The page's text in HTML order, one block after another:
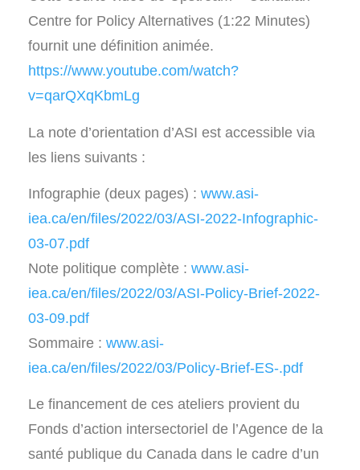
Centre for Policy Alternatives (1:22 Minutes)
fournit une définition animée.
https://www.youtube.com/watch?
v=qarQXqKbmLg
La note d’orientation d’ASI est accessible via
les liens suivants :
Infographie (deux pages) : www.asi-
iea.ca/en/files/2022/03/ASI-2022-Infographic-
03-07.pdf
Note politique complète : www.asi-
iea.ca/en/files/2022/03/ASI-Policy-Brief-2022-
03-09.pdf
Sommaire : www.asi-
iea.ca/en/files/2022/03/Policy-Brief-ES-.pdf
Le financement de ces ateliers provient du
Fonds d’action intersectoriel de l’Agence de la
santé publique du Canada dans le cadre d’un